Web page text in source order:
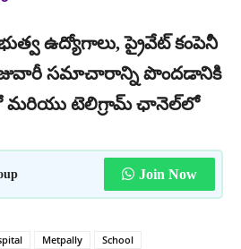
ఉద్యోగాలు, ప్రైవేట్ కంపెనీ
సమాచారాన్ని పొందడానికి
మరియు టెలిగ్రామ్ ఛానెల్‌లో
Join Now
Metpally
School